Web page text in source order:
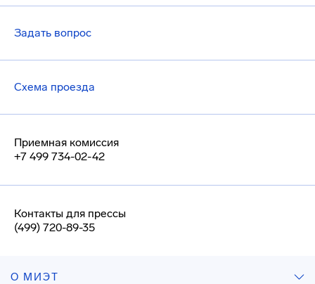
Задать вопрос
Схема проезда
Приемная комиссия
+7 499 734-02-42
Контакты для прессы
(499) 720-89-35
О МИЭТ